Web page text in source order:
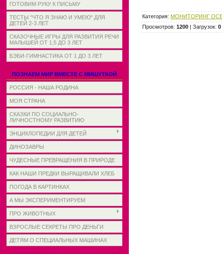
ГОТОВИМ РУКУ К ПИСЬМУ
ТЕСТЫ "ЧТО Я ЗНАЮ И УМЕЮ" ДЛЯ
ДЕТЕЙ 2-3 ЛЕТ
СКАЗОЧНЫЕ ИГРЫ ДЛЯ РАЗВИТИЯ РЕЧИ
МАЛЫШЕЙ ОТ 1,5 ДО 3 ЛЕТ
БЭБИ-ГИМНАСТИКА ОТ 1 ДО 3 ЛЕТ
ПОЗНАЕМ МИР ВМЕСТЕ С МИШУТКОЙ
РОССИЯ - НАША РОДИНА
МОЯ СТРАНА
СКАЗКИ ПО СОЦИАЛЬНО-
ЛИЧНОСТНОМУ РАЗВИТИЮ
ЭНЦИКЛОПЕДИИ ДЛЯ ДЕТЕЙ
ДИНОЗАВРЫ
ЧУДЕСНЫЕ ПРЕВРАЩЕНИЯ В ПРИРОДЕ
КАК НАШИ ПРЕДКИ ВЫРАЩИВАЛИ ХЛЕБ
ПОГОДА В КАРТИНКАХ
А МЫ ЭКСПЕРИМЕНТИРУЕМ
ПРО ЖИВОТНЫХ
ВЗРОСЛЫЕ СЕКРЕТЫ ПРО ДЕНЬГИ
ДЕТЯМ О СПЕЦИАЛЬНЫХ МАШИНАХ
Категория: МОНИТОРИНГ
Просмотров: 1200 | Загрузок: 0